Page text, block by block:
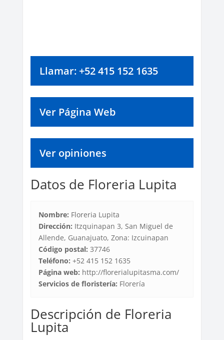
Llamar: +52 415 152 1635
Ver Página Web
Ver opiniones
Datos de Floreria Lupita
Nombre: Floreria Lupita
Dirección: Itzquinapan 3, San Miguel de
Allende, Guanajuato, Zona: Izcuinapan
Código postal: 37746
Teléfono: +52 415 152 1635
Página web: http://florerialupitasma.com/
Servicios de floristería: Florería
Descripción de Floreria
Lupita